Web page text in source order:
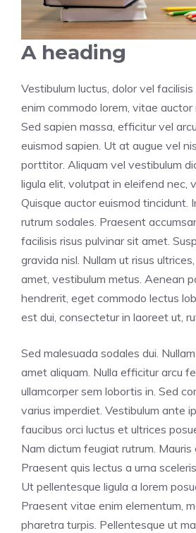
A heading
Vestibulum luctus, dolor vel
enim commodo lorem, vitae
Sed sapien massa, efficitur vel
euismod sapien. Ut at augue vel
porttitor. Aliquam vel vestibulum
ligula elit, volutpat in eleifend nec,
Quisque auctor euismod tincidunt.
rutrum sodales. Praesent
facilisis risus pulvinar sit amet.
gravida nisl. Nullam ut risus
amet, vestibulum metus. Aenean
hendrerit, eget commodo lectus
est dui, consectetur in laoreet ut,
Sed malesuada sodales dui.
amet aliquam. Nulla efficitur arcu
ullamcorper sem lobortis in. Sed
varius imperdiet. Vestibulum ante
faucibus orci luctus et ultrices
Nam dictum feugiat rutrum. Mauris
Praesent quis lectus a urna
Ut pellentesque ligula a lorem
Praesent vitae enim elementum,
pharetra turpis. Pellentesque ut